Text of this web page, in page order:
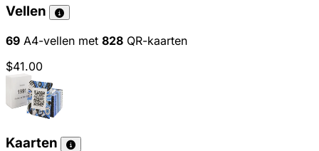
Vellen
69 A4-vellen met 828 QR-kaarten
$41.00
Kaarten